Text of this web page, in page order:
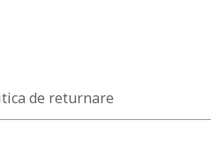
de returnare